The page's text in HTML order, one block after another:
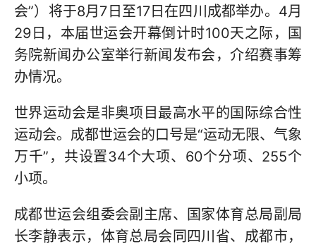
会”）将于8月7日至17日在四川成都举办。4月
29日，本届世运会开幕倒计时100天之际，国
务院新闻办公室举行新闻发布会，介绍赛事筹
办情况。
世界运动会是非奥项目最高水平的国际综合性
运动会。成都世运会的口号是“运动无限、气象
万千”，共设置34个大项、60个分项、255个
小项。
成都世运会组委会副主席、国家体育总局副局
长李静表示，体育总局会同四川省、成都市，